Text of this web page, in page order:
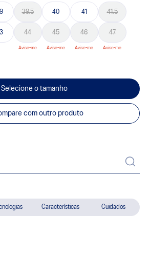
Características Cuidados
39.5 40 41 41.5
44 45 46 47
Selecione o tamanho
com outro produto